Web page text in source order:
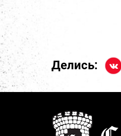
Делись: